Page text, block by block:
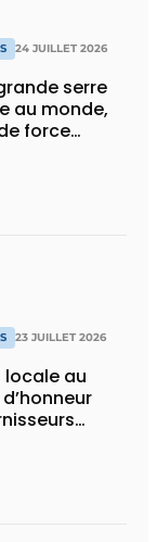
24 JUILLET 2026
serre
au monde,
force
23 JUILLET 2026
locale au